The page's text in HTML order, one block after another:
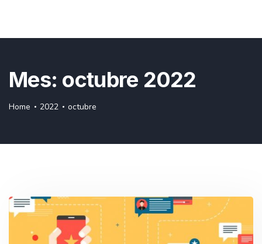
Mes: octubre 2022
Home 2022 octubre